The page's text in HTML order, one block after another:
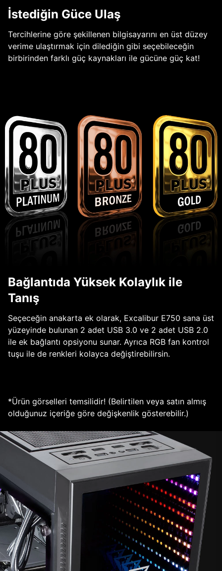
İstediğin Güce Ulaş
Tercihlerine göre şekillenen bilgisayarını en üst düzey
verime ulaştırmak için dilediğin gibi seçebileceğin
birbirinden farklı güç kaynakları ile gücüne güç kat!
Bağlantıda Yüksek Kolaylık ile
Tanış
Seçeceğin anakarta ek olarak, Excalibur E750 sana üst
yüzeyinde bulunan 2 adet USB 3.0 ve 2 adet USB 2.0
ile ek bağlantı opsiyonu sunar. Ayrıca RGB fan kontrol
tuşu ile de renkleri kolayca değiştirebilirsin.
*Ürün görselleri temsilidir! (Belirtilen veya satın almış
olduğunuz içeriğe göre değişkenlik gösterebilir.)